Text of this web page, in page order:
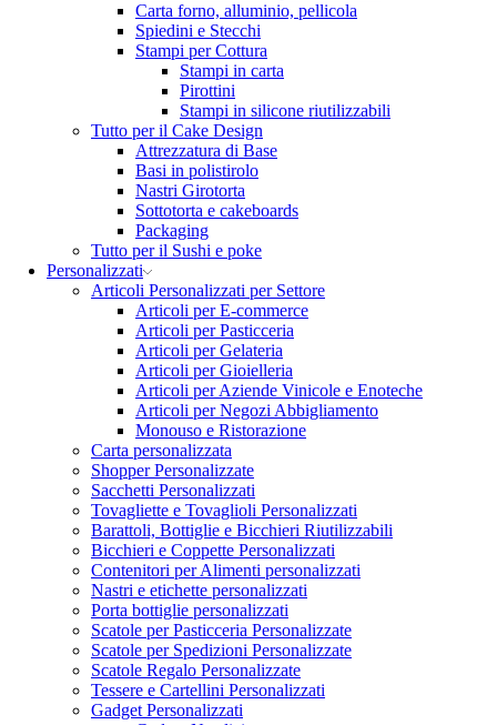
Carta forno, alluminio, pellicola
Spiedini e Stecchi
Stampi per Cottura
Stampi in carta
Pirottini
Stampi in silicone riutilizzabili
Tutto per il Cake Design
Attrezzatura di Base
Basi in polistirolo
Nastri Girotorta
Sottotorta e cakeboards
Packaging
Tutto per il Sushi e poke
Personalizzati
Articoli Personalizzati per Settore
Articoli per E-commerce
Articoli per Pasticceria
Articoli per Gelateria
Articoli per Gioielleria
Articoli per Aziende Vinicole e Enoteche
Articoli per Negozi Abbigliamento
Monouso e Ristorazione
Carta personalizzata
Shopper Personalizzate
Sacchetti Personalizzati
Tovagliette e Tovaglioli Personalizzati
Barattoli, Bottiglie e Bicchieri Riutilizzabili
Bicchieri e Coppette Personalizzati
Contenitori per Alimenti personalizzati
Nastri e etichette personalizzati
Porta bottiglie personalizzati
Scatole per Pasticceria Personalizzate
Scatole per Spedizioni Personalizzate
Scatole Regalo Personalizzate
Tessere e Cartellini Personalizzati
Gadget Personalizzati